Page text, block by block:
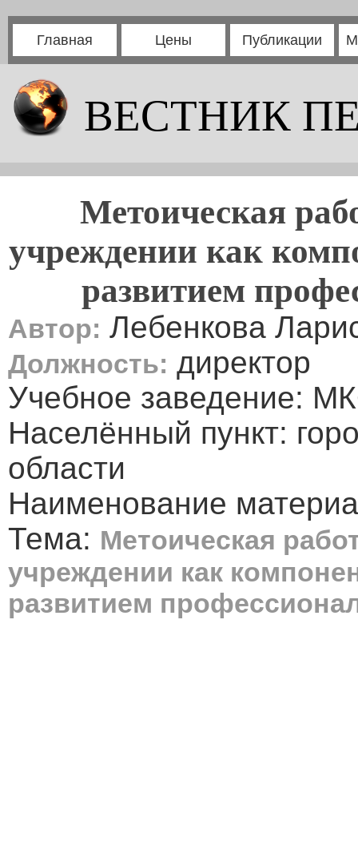
Главная Цены Публикации
ВЕСТНИК
Метоическая
учреждении как
развитием
Автор: Лебенкова
Должность: директор
Учебное заведение:
Населённый пункт:
области
Наименование
Тема: Метоическая
учреждении как
развитием